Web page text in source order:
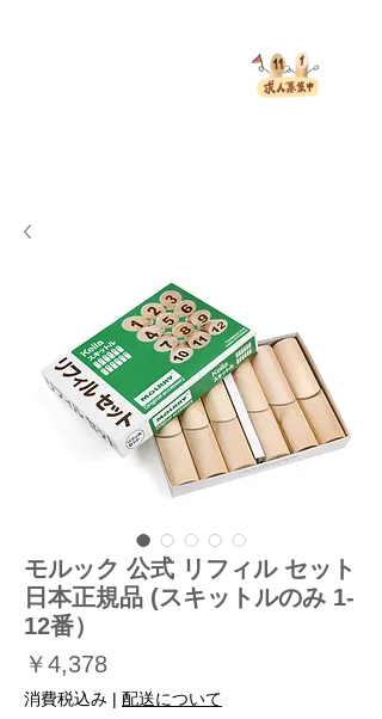
モルック 公式 リフィル セット
日本正規品 (スキットルのみ 1-
12番）
￥4,378価
格
消費税込み | 配送について